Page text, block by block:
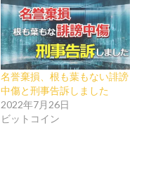
名誉棄損、根も葉もない誹謗
中傷と刑事告訴しました
2022年7月26日
ビットコイン